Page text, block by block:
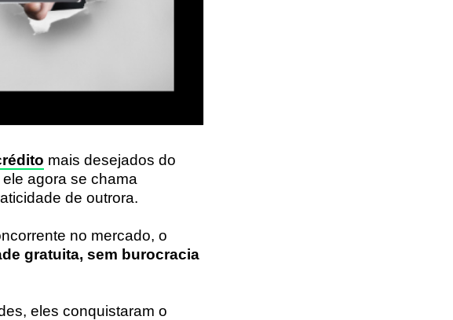
mais desejados do
agora se chama
de outrora.
no mercado, o
gratuita, sem burocracia
eles conquistaram o